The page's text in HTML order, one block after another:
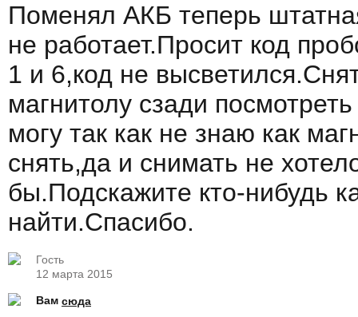
Поменял АКБ теперь
не работает.Просит код
1 и 6,код не
магнитолу сзади
могу так как не знаю как
снять,да и снимать не
бы.Подскажите кто-нибудь
найти.Спасибо.
Гость
12 марта 2015
Вам сюда